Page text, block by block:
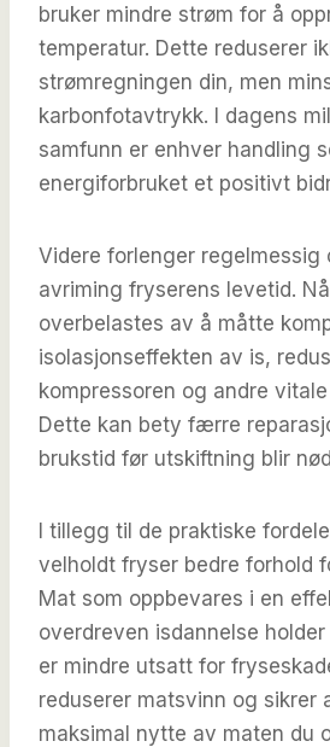
bruker mindre strøm for å
temperatur. Dette reduserer
strømregningen din, men
karbonfotavtrykk. I dagens
samfunn er enhver handling
energiforbruket et positivt
Videre forlenger regelmessig
avriming fryserens levetid.
overbelastes av å måtte
isolasjonseffekten av is,
kompressoren og andre
Dette kan bety færre
brukstid før utskiftning blir
I tillegg til de praktiske
velholdt fryser bedre forhold
Mat som oppbevares i en
overdreven isdannelse
er mindre utsatt for
reduserer matsvinn og sikrer
maksimal nytte av maten du